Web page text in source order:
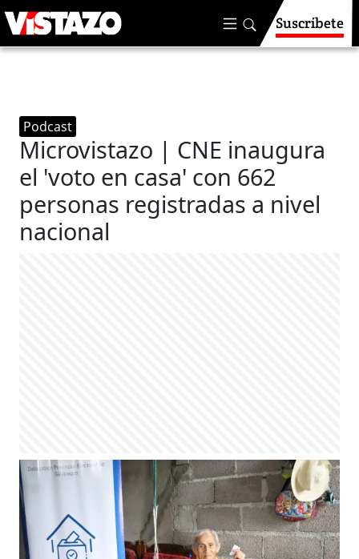
Suscríbete
Podcast
Microvistazo | CNE inaugura
el 'voto en casa' con 662
personas registradas a nivel
nacional